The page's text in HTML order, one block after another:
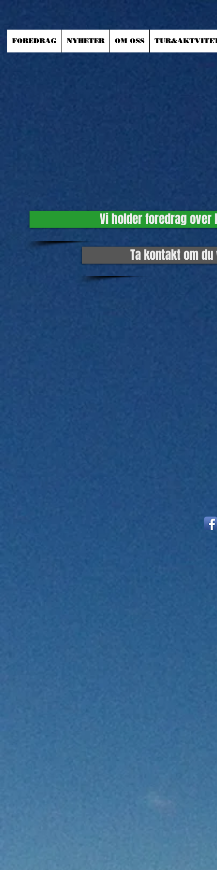
FOREDRAG NYHETER OM OSS
Vi holder foredrag over
Ta kontakt om